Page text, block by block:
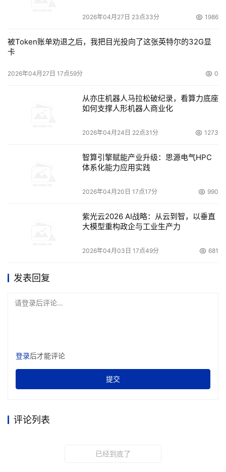
技术好象已经走到某个制高点。经过胖防火墙与瘦防火墙之
防病毒、IDS、安全审计等。在对性能不断追求的同时，防
备标准架构蜕变，国人也有了自己的千兆线速防火墙......
未来防火墙的发展趋势是朝高速、多功能化、更安全的方向
鉴于目前路由器和防火墙价格都比较高，组网环境也越来越
网和节省投资的需要。
实现高速防火墙，算法也是一个关键，因为网络处理器中集
成了很多硬件协处理单元，因此比较容易实现高速。对于采
用纯CPU的防火墙，就必须有算法支撑，例如ACL算法。目
支撑，对于状态防火墙，建立会话的速度会十分缓慢。
同时，为了提升防火墙的速度，芯片技术的发展也至关重
层分析、芯片解决计算加速、软件解决过滤精确，防火墙必
将以软硬兼施的方案为用户的应用提供更安全的保障。
企业网络随着企业规模的不断扩大而变得越来越复杂，复杂
2026年04月27日 23点33分 1986
被Token账单劝退之后，我把目光投向了这张英特尔的32G显
卡
2026年04月27日 17点59分 0
从亦庄机器人马拉松破纪录，看算力底座
如何支撑人形机器人商业化
2026年04月24日 22点31分 1273
智算引擎赋能产业升级：思源电气HPC
体系化能力应用实践
2026年04月20日 17点17分 990
紫光云2026 AI战略：从云到智，以垂直
大模型重构政企与工业生产力
2026年04月03日 17点49分 681
发表回复
请登录后评论...
登录后才能评论
提交
评论列表
已经到底了